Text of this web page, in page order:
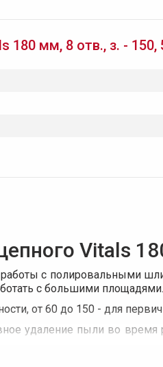
180 мм, 8 отв., з. - 150,
Vitals
с полировальными
с большими площадями.
от 60 до 150 - для
удаление пыли во время
одним из самых